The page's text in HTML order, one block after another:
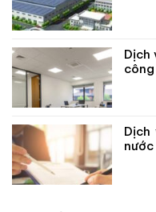
Dịch
Dịch